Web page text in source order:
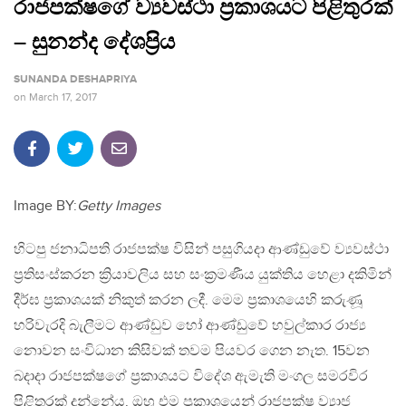
රාජපක්ෂගේ ව්‍යවස්ථා ප්‍රකාශයට පිළිතුරක්
– සුනන්ද දේශප්‍රිය
SUNANDA DESHAPRIYA
on March 17, 2017
Image BY:Getty Images
හිටපු ජනාධිපති රාජපක්ෂ විසින් පසුගියදා ආණ්ඩුවේ ව්‍යවස්ථා
ප්‍රතිසංස්කරන ක්‍රියාවලිය සහ සංක්‍රමණීය යුක්තිය හෙළා දකිමින්
දීර්ඝ ප්‍රකාශයක් නිකුත් කරන ලදී. මෙම ප්‍රකාශයෙහි කරුණූ
හරිවැරදි බැලීමට ආණ්ඩුව හෝ ආණ්ඩුවේ හවුල්කාර රාජ්‍ය
නොවන සංවිධාන කිසිවක් තවම පියවර ගෙන නැත. 15වන
බදාදා රාජපක්ෂගේ ප්‍රකාශයට විදේශ ඇමැති මංගල සමරවිර
පිළිතුරක් දුන්නේය. ඔහු එම ප්‍රකාශයෙන් රාජපක්ෂ ව්‍යාජ